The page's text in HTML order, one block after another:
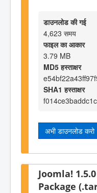
डाउनलोड की गई
4,623 समय
फाइल का आकार
3.79 MB
MD5 हस्ताक्षर
SHA1 हस्ताक्षर
अभी डाउनलोड करो
Joomla!
Package